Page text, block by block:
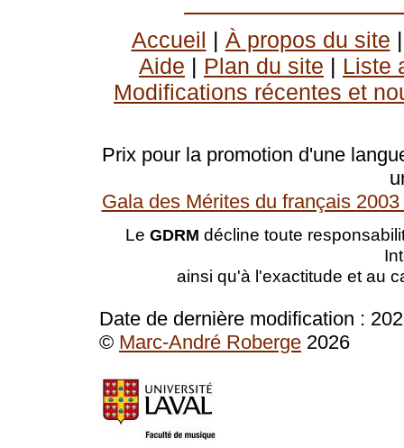
Accueil | À propos du site
Aide | Plan du site | Liste
Modifications récentes et
Prix pour la promotion d'une
Gala des Mérites du français
Le GDRM décline toute
ainsi qu'à l'exactitude et au
Date de dernière modification :
© Marc-André Roberge 2026